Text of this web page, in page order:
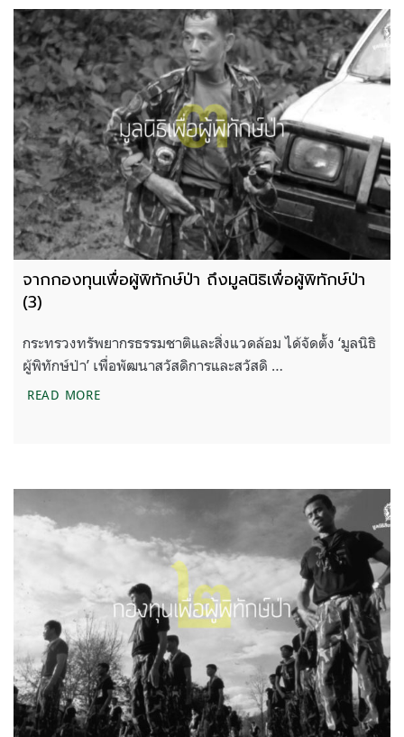
จากกองทุนเพื่อผู้พิทักษ์ป่า ถึงมูลนิธิเพื่อผู้พิทักษ์ป่า
(3)
กระทรวงทรัพยากรธรรมชาติและสิ่งแวดล้อม ได้จัดตั้ง ‘มูลนิธิ
ผู้พิทักษ์ป่า’ เพื่อพัฒนาสวัสดิการและสวัสดิ …
READ MOREจากกองทุนเพื่อผู้พิทักษ์ป่า ถึงมูลนิธิเพื่อผู้พิทักษ์ป่า (3)